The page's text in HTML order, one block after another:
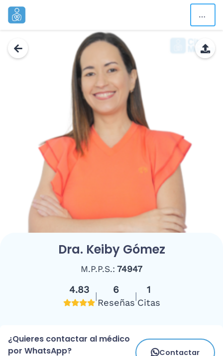
Dra. Keiby Gómez
M.P.P.S.: 74947
4.83
|
6
Reseñas
|
1
Citas
¿Quieres contactar al médico
por WhatsApp?
Contactar